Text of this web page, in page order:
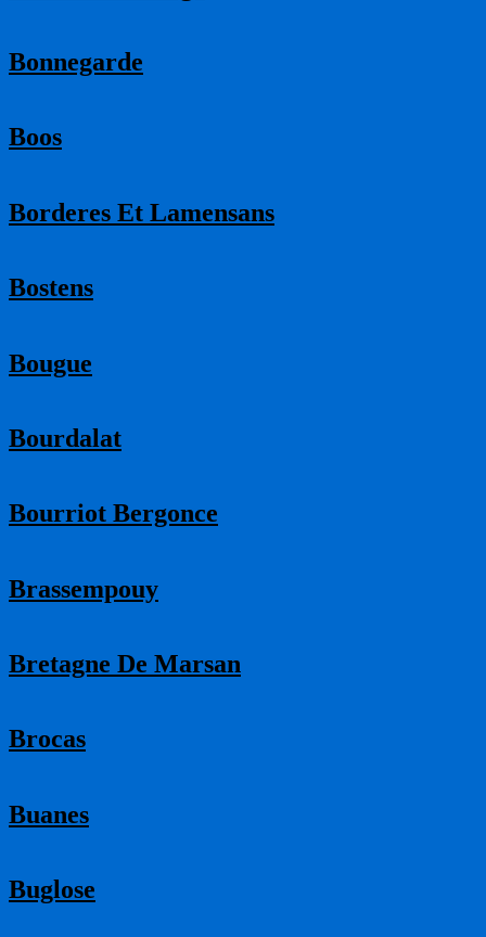
Bonnegarde
Boos
Borderes Et Lamensans
Bostens
Bougue
Bourdalat
Bourriot Bergonce
Brassempouy
Bretagne De Marsan
Brocas
Buanes
Buglose